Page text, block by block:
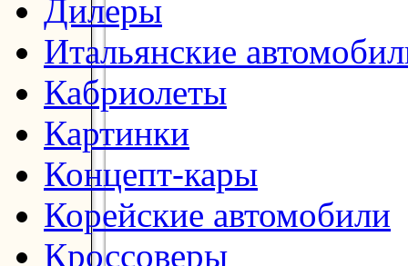
Дилеры
Итальянские
Кабриолеты
Картинки
Концепт-кары
Корейские автомобили
Кроссоверы